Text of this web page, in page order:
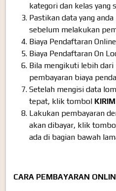
kategori dan kelas yang
Pastikan data yang
sebelum melakukan
Biaya Pendaftaran
Biaya Pendaftaran On
Bila mengikuti lebih dari
pembayaran biaya
Setelah mengisi data
tepat, klik tombol
Lakukan pembayaran
akan dibayar, klik
ada di bagian bawah
CARA PEMBAYARAN